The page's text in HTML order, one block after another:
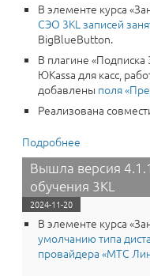
В элементе курса
СЭО 3KL записей
BigBlueButton.
В плагине «Подписка
ЮKassa для касс,
добавлены поля
Реализована
Подробнее
обучения 3KL
Вышла версия
обучения 3KL
2024-11-20
В элементе курса
умолчанию типа
провайдера «МТС